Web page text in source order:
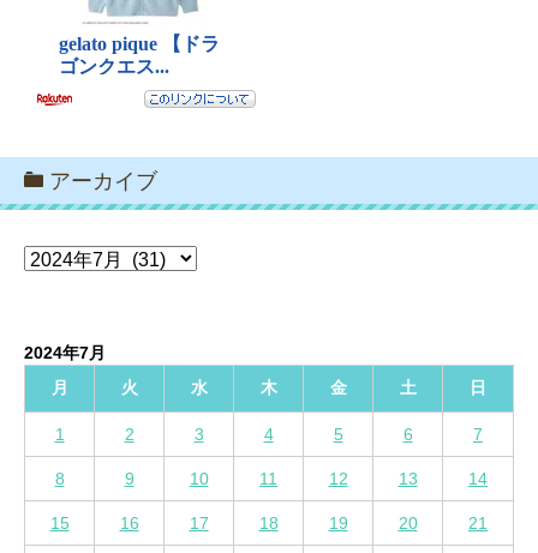
アーカイブ
ア
ブ
2024年7月
月
火 水 木 金 土 日
1 2 3 4 5 6 7
8 9 10 11 12 13 14
15 16 17 18 19 20 21